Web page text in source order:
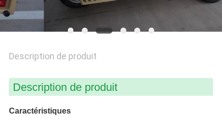
PRIVACY
POLICY
Description de produit
Description de produit
Caractéristiques